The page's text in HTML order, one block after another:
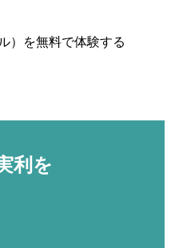
）を無料で体験する
利を